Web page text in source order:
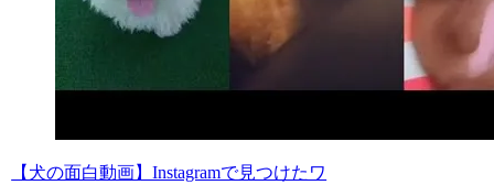
【犬の面白動画】Instagramで見つけたワ